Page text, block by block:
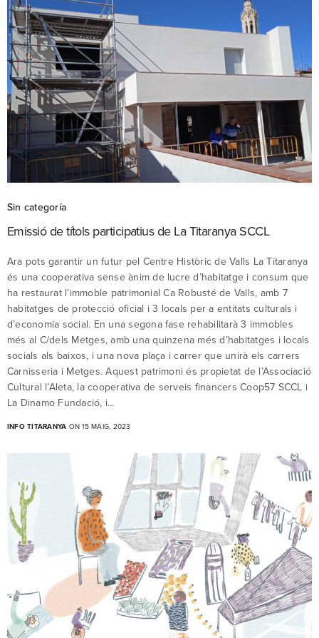
Sin categoría
Emissió de títols participatius de La Titaranya SCCL
Ara pots garantir un futur pel Centre Històric de Valls La Titaranya
és una cooperativa sense ànim de lucre d’habitatge i consum que
ha restaurat l’immoble patrimonial Ca Robusté de Valls, amb 7
habitatges de protecció oficial i 3 locals per a entitats culturals i
d’economia social. En una segona fase rehabilitarà 3 immobles
més al C/dels Metges, amb una quinzena més d’habitatges i locals
socials als baixos, i una nova plaça i carrer que unirà els carrers
Carnisseria i Metges. Aquest patrimoni és propietat de l’Associació
Cultural l’Aleta, la cooperativa de serveis financers Coop57 SCCL i
La Dinamo Fundació, i…
INFO TITARANYA ON 15 MAIG, 2023